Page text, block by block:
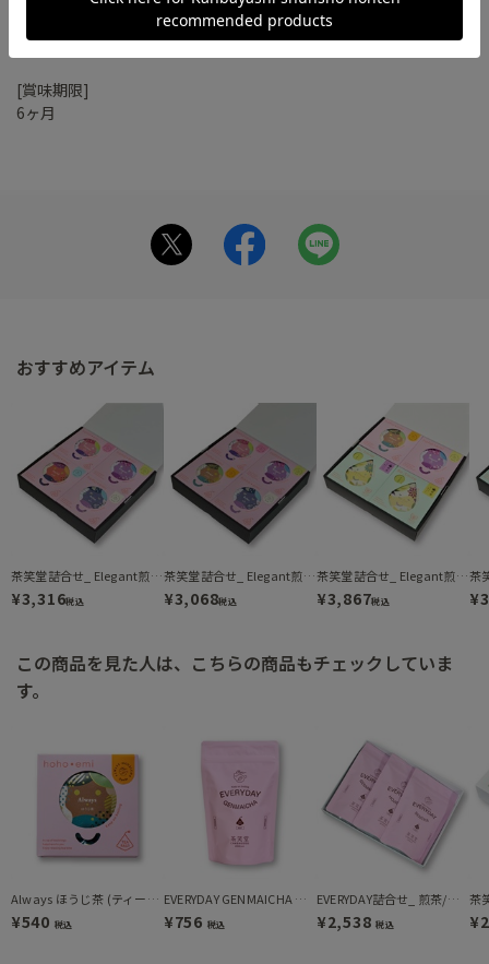
Passion 煎茶 4g×5個入り＊紐付きティーバッグ
Relax 煎茶 4g×5個入り＊紐付きティーバッグ
[賞味期限]
6ヶ月
おすすめアイテム
茶笑堂詰合せ_ Elegant煎茶/Passion煎茶/Relax煎茶/Joyful玄米茶（DH4-3070）
¥3,316税込
茶笑堂詰合せ_ Elegant煎茶/Passion煎茶/Relax煎茶/Alwaysほうじ茶（DH4-2840）
¥3,068税込
茶笑堂詰合せ_ Elegant煎茶/Alwaysほうじ茶/Re:Set煎茶/Re:Fresh煎茶（DH4-3580）
¥3,867税込
この商品を見た人は、こちらの商品もチェックしていま
す。
Always ほうじ茶 (ティーバッグ)
¥540 税込
EVERYDAY GENMAICHA ティーバッグ
¥756 税込
EVERYDAY詰合せ_ 煎茶/ほうじ茶/玄米茶（DFRG-2350）
¥2,538 税込